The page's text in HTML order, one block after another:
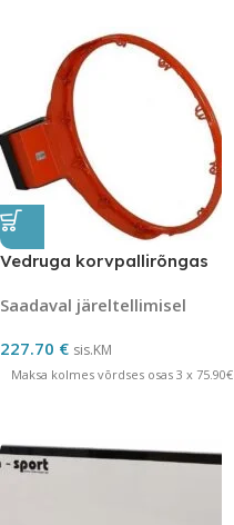
Vedruga korvpallirõngas
Saadaval järeltellimisel
227.70 € sis.KM
Maksa kolmes võrdses osas 3 x 75.90€